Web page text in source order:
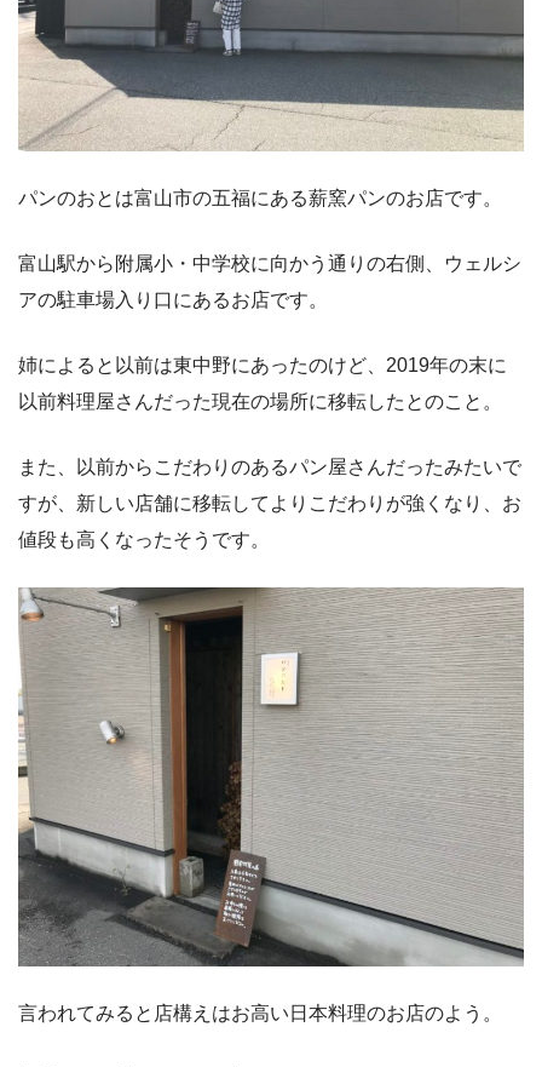
パンのおとは富山市の五福にある薪窯パンのお店です。
富山駅から附属小・中学校に向かう通りの右側、ウェルシ
アの駐車場入り口にあるお店です。
姉によると以前は東中野にあったのけど、2019年の末に
以前料理屋さんだった現在の場所に移転したとのこと。
また、以前からこだわりのあるパン屋さんだったみたいで
すが、新しい店舗に移転してよりこだわりが強くなり、お
値段も高くなったそうです。
言われてみると店構えはお高い日本料理のお店のよう。